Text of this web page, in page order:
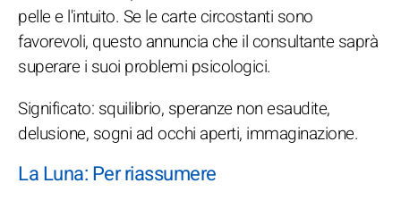
pelle e l'intuito. Se le carte circostanti sono
favorevoli, questo annuncia che il consultante saprà
superare i suoi problemi psicologici.
Significato: squilibrio, speranze non esaudite,
delusione, sogni ad occhi aperti, immaginazione.
La Luna: Per riassumere